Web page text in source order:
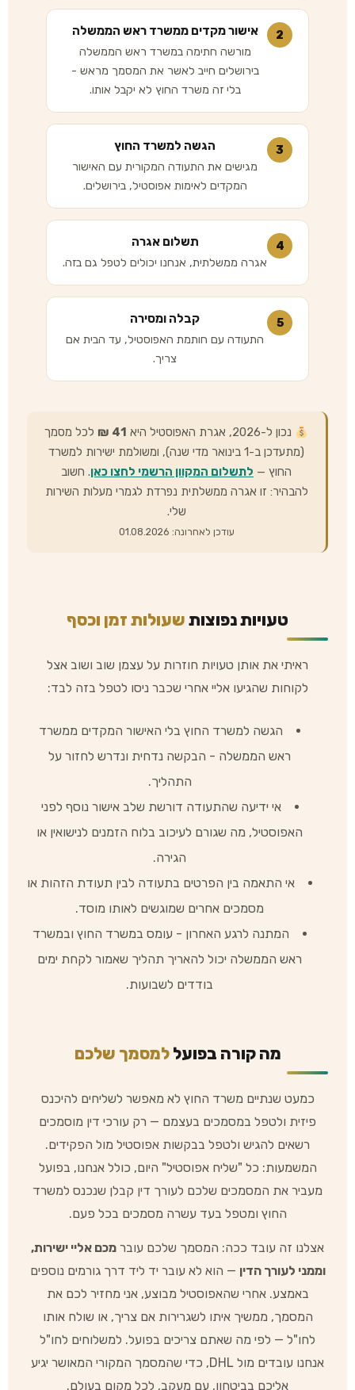
2
אישור מקדים ממשרד ראש הממשלה
מורשה חתימה במשרד ראש הממשלה
בירושלים חייב לאשר את המסמך מראש -
בלי זה משרד החוץ לא יקבל אותו.
3
הגשה למשרד החוץ
מגישים את התעודה המקורית עם האישור
המקדים לאימות אפוסטיל, בירושלים.
4
תשלום אגרה
אגרה ממשלתית, אנחנו יכולים לטפל גם בזה.
5
קבלה ומסירה
התעודה עם חותמת האפוסטיל, עד הבית אם
צריך.
נכון ל-2026, אגרת האפוסטיל היא 41 ₪
לכל מסמך
(מתעדכן ב-1 בינואר מדי שנה), ומשולמת ישירות למשרד
החוץ — לתשלום המקוון הרשמי לחצו כאן. חשוב
להבהיר: זו אגרה ממשלתית נפרדת לגמרי מעלות השירות
שלי.
עודכן לאחרונה: 01.08.2026
טעויות נפוצות שעולות זמן וכסף
ראיתי את אותן טעויות חוזרות על עצמן שוב ושוב אצל
לקוחות שהגיעו אליי אחרי שכבר ניסו לטפל בזה לבד:
הגשה למשרד החוץ בלי האישור המקדים ממשרד
ראש הממשלה - הבקשה נדחית ונדרש לחזור על
התהליך.
אי ידיעה שהתעודה דורשת שלב אישור נוסף לפני
האפוסטיל, מה שגורם לעיכוב בלוח הזמנים לנישואין או
הגירה.
אי התאמה בין הפרטים בתעודה לבין תעודת הזהות או
מסמכים אחרים שמוגשים לאותו מוסד.
המתנה לרגע האחרון - עומס במשרד החוץ ובמשרד
ראש הממשלה יכול להאריך תהליך שאמור לקחת ימים
בודדים לשבועות.
מה קורה בפועללמסמך שלכם
כמעט שנתיים משרד החוץ לא מאפשר לשליחים להיכנס
פיזית ולטפל במסמכים בעצמם — רק עורכי דין מוסמכים
רשאים להגיש ולטפל בבקשות אפוסטיל מול הפקידים.
המשמעות: כל "שליח אפוסטיל" היום, כולל אנחנו, בפועל
מעביר את המסמכים שלכם לעורך דין קבלן שנכנס למשרד
החוץ ומטפל בעד עשרה מסמכים בכל פעם.
אצלנו זה עובד ככה: המסמך שלכם עובר מכם אליי ישירות,
וממני לעורך הדין — הוא לא עובר יד ליד דרך גורמים נוספים
באמצע. אחרי שהאפוסטיל מבוצע, אני מחזיר לכם את
המסמך, ממשיך איתו לשגרירות אם צריך, או שולח אותו
לחו"ל — לפי מה שאתם צריכים בפועל. למשלוחים לחו"ל
אנחנו עובדים מול DHL, כדי שהמסמך המקורי המאושר יגיע
אליכם בביטחון, עם מעקב, לכל מקום בעולם.